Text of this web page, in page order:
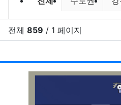
전체 859 / 1 페이지